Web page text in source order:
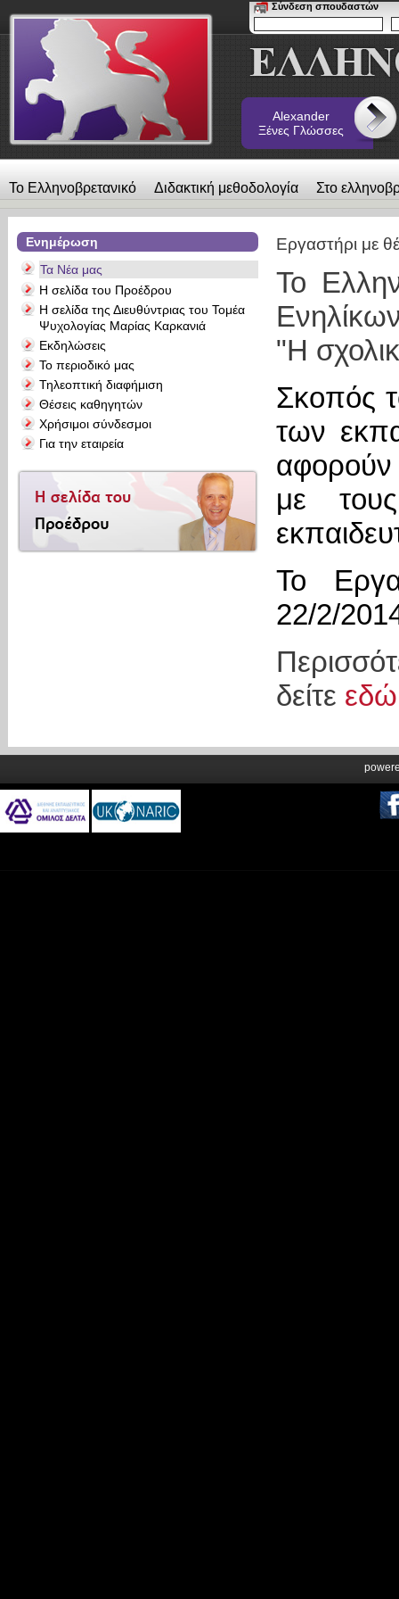
Σύνδεση σπουδαστών
Alexander
Ξένες Γλώσσες
Το Ελληνοβρετανικό Διδακτική μεθοδολογία Στο
λεύκωμα Επικοινωνία Alexander Ξένες Γλώσσες
Ενημέρωση
Τα Νέα μας
Η σελίδα του Προέδρου
Η σελίδα της Διευθύντριας του Τομέα
Ψυχολογίας Μαρίας Καρκανιά
Εκδηλώσεις
Το περιοδικό μας
Τηλεοπτική διαφήμιση
Θέσεις καθηγητών
Χρήσιμοι σύνδεσμοι
Για την εταιρεία
Εργαστήρι με
Το
"Η
Σκοπός
των
αφορούν
με
Το
22/2/
δείτε εδώ